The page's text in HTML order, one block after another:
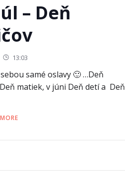
– Deň
13:03
samé oslavy 🙂 …Deň
matiek, v júni Deň detí a Deň